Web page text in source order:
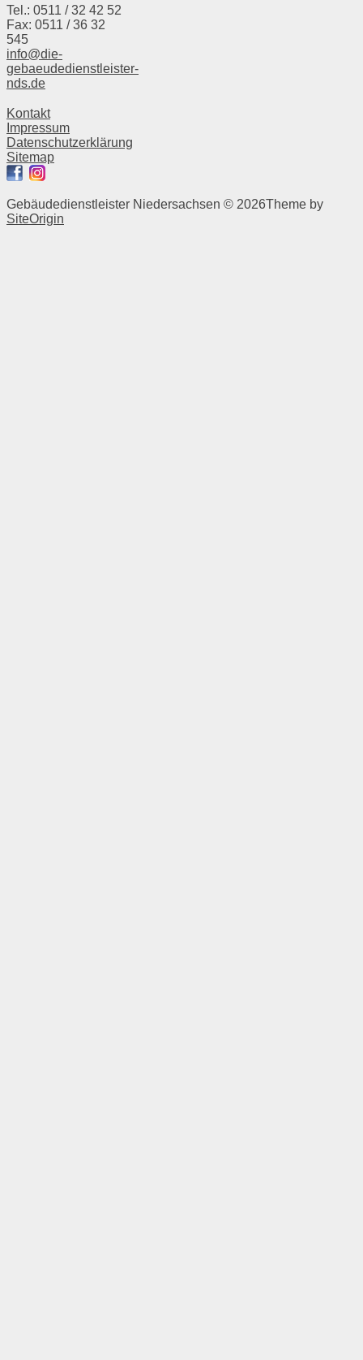
Tel.: 0511 / 32 42 52
Fax: 0511 / 36 32
545
info@die-
gebaeudedienstleister-
nds.de
Kontakt
Impressum
Datenschutzerklärung
Sitemap
Gebäudedienstleister Niedersachsen © 2026Theme by
SiteOrigin